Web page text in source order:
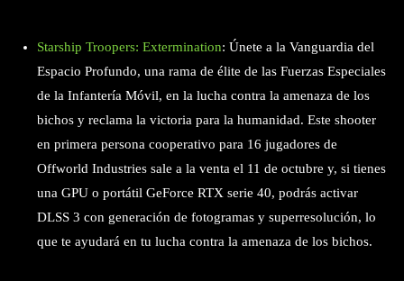
Starship Troopers: Extermination: Únete a la Vanguardia del
Espacio Profundo, una rama de élite de las Fuerzas Especiales
de la Infantería Móvil, en la lucha contra la amenaza de los
bichos y reclama la victoria para la humanidad. Este shooter
en primera persona cooperativo para 16 jugadores de
Offworld Industries sale a la venta el 11 de octubre y, si tienes
una GPU o portátil GeForce RTX serie 40, podrás activar
DLSS 3 con generación de fotogramas y superresolución, lo
que te ayudará en tu lucha contra la amenaza de los bichos.